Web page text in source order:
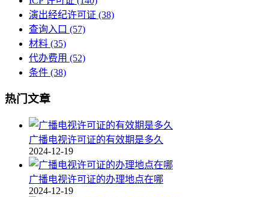
演出经纪许可证 (38)
查询入口 (57)
材料 (35)
代办费用 (52)
条件 (38)
热门文章
广播电视许可证的有效期是多久
2024-12-19
广播电视许可证的办理地点在哪
2024-12-19